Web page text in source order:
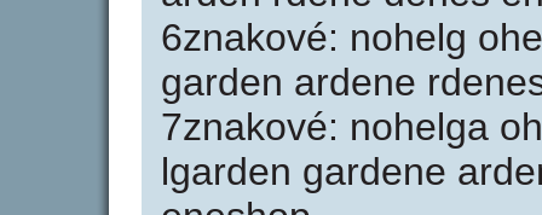
6znakové: nohelg
garden ardene
7znakové: nohelga
lgarden gardene